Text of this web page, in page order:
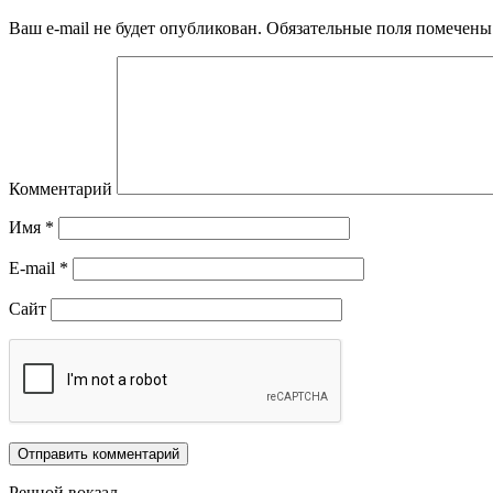
Ваш e-mail не будет опубликован. Обязательные поля
Комментарий
Имя *
E-mail *
Сайт